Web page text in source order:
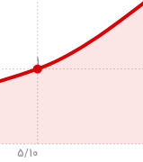
1
5/10